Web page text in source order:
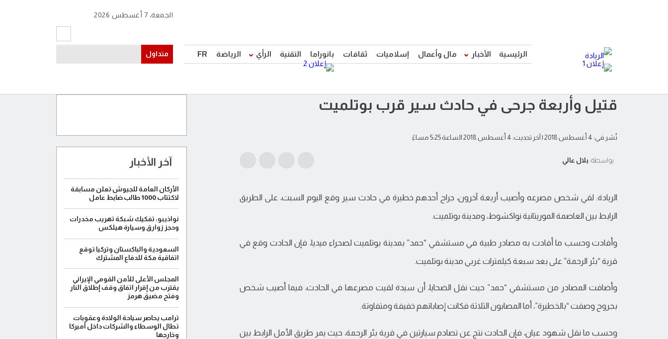
الرئيسية الأخبار مال وأعمال إسلاميات ثقافات بانوراما التقنية الرأي الرياضة FR
الجمعة، 7 أغسطس 2026
متداول
قتيل وأربعة جرحى في حادث سير قرب بوتلميت
نُشر في: 4 أغسطس 2018 | آخر تحديث: 4 أغسطس 2018 الساعة 5:25 مساءً
بواسطة: بلال عالي
الريادة: لقي شخص مصرعه وأصيب أربعة آخرون، جراح أحدهم خطيرة في حادث سير وقع اليوم السبت، على الطريق
الرابط بين العاصمة الموريتانية نواكشوط، ومدينة بوتلميت.
وأفادت وحسب ما أفادت به مصادر طبية في مستشفي “حمد” بمدينة بوتلميت لصحراء ميديا، فإن الحادث وقع في
قرية “بئر الرحمة” على بعد سبعة كيلمترات غربي مدينة بوتلميت.
وأضافت المصادر من مستشفي “حمد” حيث نقل الضحايا، أن سيدة لقيت مصرعها في الحادث، فيما أصيب شخص
بجروح وصفت “بالخطيرة”، أما المصابون الثلاثة فكانت إصاباتهم خفيفة ومتفاوتة.
وحسب ما نقل شهود عيان، فإن الحادث نتج عن تصادم سيارتين في قرية بئر الرحمة، حيث يمر طريق الأمل الرابط بين
آخر الأخبار
الأركان العامة للجيوش تعلن مسابقة
لاكتتاب 1000 طالب ضابط عامل
نواذيبو: تفكيك شبكة تهريب مخدرات
وحجز زوارق وسيارة هيلكس
السعودية والباكستان وتركيا توقع
اتفاقية مكة للدفاع المشترك
المجلس الأعلى للأمن القومي الإيراني
يقترب من إقرار اتفاق وقف إطلاق النار
وفتح مضيق هرمز
ترامب يحاصر سياحة الولادة وعقوبات
تطال الوسطاء والشركات داخل أميركا
وخارجها